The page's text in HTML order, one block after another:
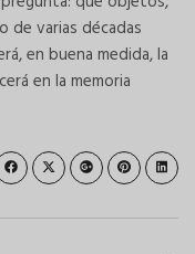
de varias décadas
en buena medida, la
en la memoria